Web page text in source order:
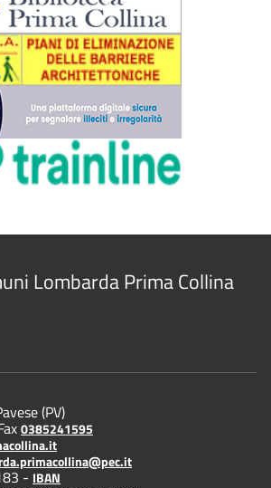
Lombarda Prima Collina
(PV)
0385241595
- IBAN